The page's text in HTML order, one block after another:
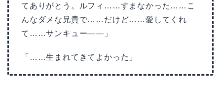
てありがとう。ルフィ……すまなかった……こ
んなダメな兄貴で……だけど……愛してくれ
て……サンキュー——」
「……生まれてきてよかった」